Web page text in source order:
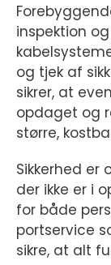
inspektion
og tjek af
sikrer, at
opdaget og
større,
Sikkerhed er
der ikke er i
for både
portservice
sikre, at alt